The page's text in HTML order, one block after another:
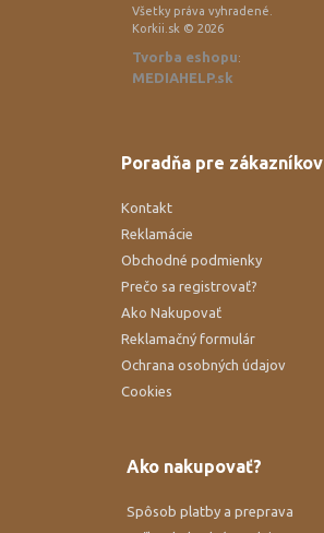
Všetky práva vyhradené.
Korkii.sk © 2026
Tvorba eshopu:
MEDIAHELP.sk
Poradňa pre zákazníkov
Kontakt
Reklamácie
Obchodné podmienky
Prečo sa registrovať?
Ako Nakupovať
Reklamačný formulár
Ochrana osobných údajov
Cookies
Ako nakupovať?
Spôsob platby a preprava